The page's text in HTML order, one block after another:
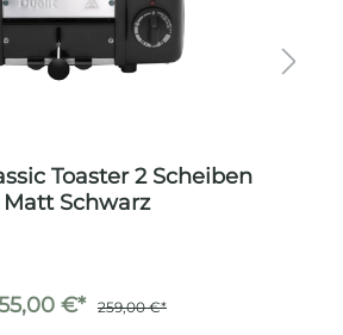
Toaster 2 Scheiben
Matt Schwarz
€* 259,00 €*